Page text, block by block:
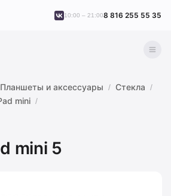
10:00 – 21:008 816 255 55 35
Планшеты и аксессуары
Стекла
mini
mini 5